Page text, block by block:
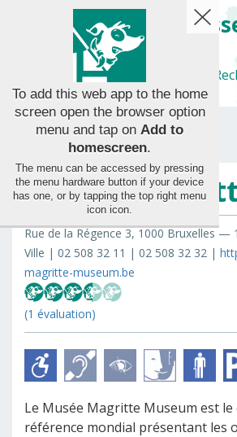
Français
Musée
Rue de la Régence 3, 1000 Bruxelles —
Ville | 02 508 32 11 | 02 508 32 32 |
magritte-museum.be
(1 évaluation)
Le Musée Magritte Museum est le
référence mondial présentant les
Toutes
les
categories
To add this web app to the home
screen open the browser option
menu and tap on Add to
homescreen
The menu can be accessed by pressing
the menu hardware button if your device
has one, or by tapping the top right menu
icon icon.